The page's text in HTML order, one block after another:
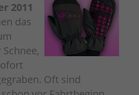
2011
das
Oft sind